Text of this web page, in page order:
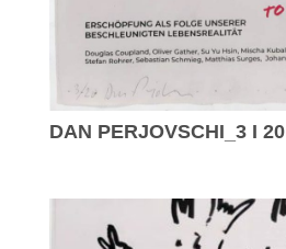
DAN PERJOVSCHI_3 I 20